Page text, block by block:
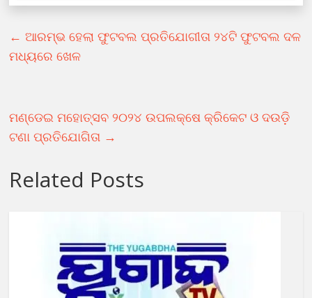
← ଆରମ୍ଭ ହେଲା ଫୁଟବଲ ପ୍ରତିଯୋଗୀତା ୨୪ଟି ଫୁଟବଲ ଦଳ
ମଧ୍ୟରେ ଖେଳ
ମଣ୍ଡେଇ ମହୋତ୍ସବ ୨୦୨୪ ଉପଲକ୍ଷେ କ୍ରିକେଟ ଓ ଦଉଡ଼ି
ଟଣା ପ୍ରତିଯୋଗିତା →
Related Posts